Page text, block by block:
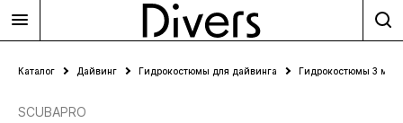
Каталог Дайвинг Гидрокостюмы для дайвинга Гидрокостюмы 3 мм
SCUBAPRO